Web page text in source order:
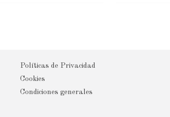
Políticas de Privacidad
Cookies
Condiciones generales